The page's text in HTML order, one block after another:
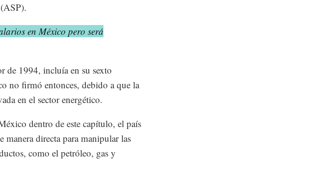
en México pero será
de 1994, incluía en su sexto
no firmó entonces, debido a que la
en el sector energético.
dentro de este capítulo, el país
manera directa para manipular las
como el petróleo, gas y